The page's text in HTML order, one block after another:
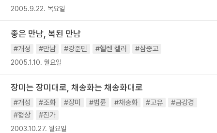
2005.9.22. 목요일
좋은 만남, 복된 만남
#개성 #만남 #강준민 #헬렌 켈러 #삼중고
2005.1.10. 월요일
장미는 장미대로, 채송화는 채송화대로
#개성 #조화 #장미 #법륜 #채송화 #고유
#금강경
#형상
#진가
2003.10.27. 월요일